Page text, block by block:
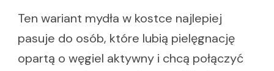
Ten wariant mydła w kostce najlepiej
pasuje do osób, które lubią pielęgnację
opartą o węgiel aktywny i chcą połączyć